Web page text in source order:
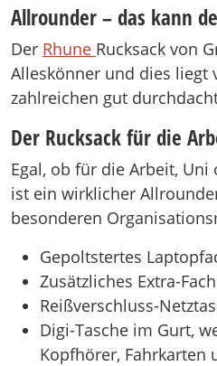
Allrounder – das kann
Der Rhune Rucksack von
Alleskönner und dies liegt
zahlreichen gut
Der Rucksack für die
Egal, ob für die Arbeit, Uni
ist ein wirklicher
besonderen
Gepoltstertes
Zusätzliches Extra-
Reißverschluss-
Digi-Tasche im Gurt,
Kopfhörer, Fahrkarten